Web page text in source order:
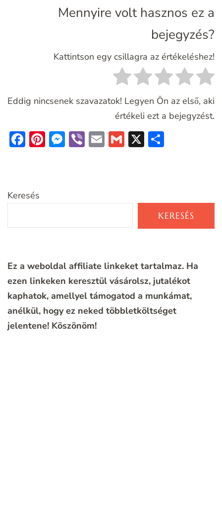
Mennyire volt hasznos ez a
bejegyzés?
Kattintson egy csillagra az értékeléshez!
Eddig nincsenek szavazatok! Legyen Ön az első, aki
értékeli ezt a bejegyzést.
Facebook
Pinterest
Messenger
ViberEmailGmail
X
Keresés
KERESÉS
Ez a weboldal affiliate linkeket tartalmaz. Ha
ezen linkeken keresztül vásárolsz, jutalékot
kaphatok, amellyel támogatod a munkámat,
anélkül, hogy ez neked többletköltséget
jelentene! Köszönöm!